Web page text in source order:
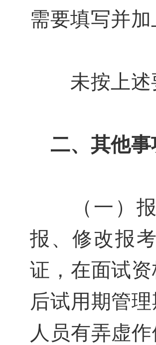
需要填写并
未按上述
二、其他事
（一）报
报、修改报
证，在面试
后试用期管
人员有弄虚